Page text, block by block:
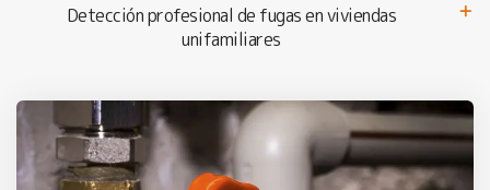
Detección profesional de fugas en viviendas
unifamiliares